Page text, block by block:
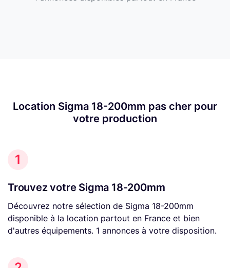
Location Sigma 18-200mm pas cher pour
votre production
1
Trouvez votre Sigma 18-200mm
Découvrez notre sélection de Sigma 18-200mm
disponible à la location partout en France et bien
d'autres équipements. 1 annonces à votre disposition.